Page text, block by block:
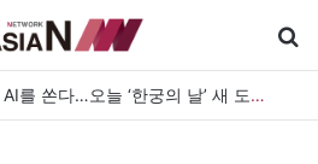
한궁 탄생 20년, 이제 AI를 쏜다…오늘 ‘한궁의 날’ 새 도약 선언